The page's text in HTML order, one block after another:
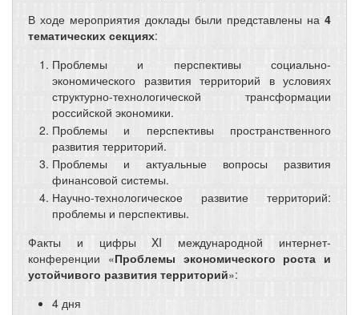
В ходе мероприятия доклады были представлены на 4
тематических секциях:
Проблемы и перспективы социально-
экономического развития территорий в условиях
структурно-технологической трансформации
российской экономики.
Проблемы и перспективы пространственного
развития территорий.
Проблемы и актуальные вопросы развития
финансовой системы.
Научно-технологическое развитие территорий:
проблемы и перспективы.
Факты и цифры XI международной интернет-
конференции «Проблемы экономического роста и
устойчивого развития территорий»:
4 дня